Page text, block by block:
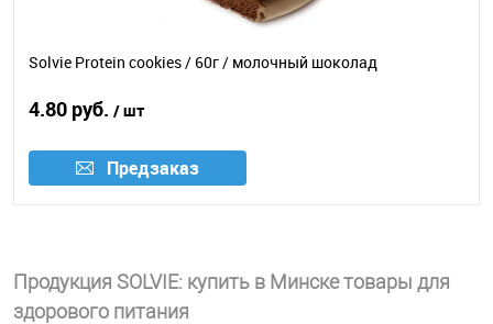
Solvie Protein cookies / 60г / молочный шоколад
4.80 руб. / шт
Предзаказ
Продукция SOLVIE: купить в Минске товары для
здорового питания